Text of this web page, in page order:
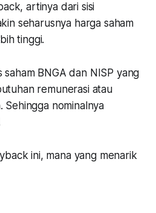
artinya dari sisi
seharusnya harga saham
tinggi.
saham BNGA dan NISP yang
remunerasi atau
Sehingga nominalnya
ini, mana yang menarik